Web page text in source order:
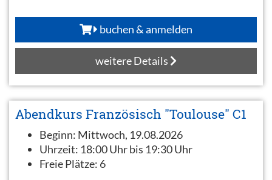
buchen & anmelden
weitere Details
Abendkurs Französisch "Toulouse" C1
Beginn: Mittwoch, 19.08.2026
Uhrzeit: 18:00 Uhr bis 19:30 Uhr
Freie Plätze: 6